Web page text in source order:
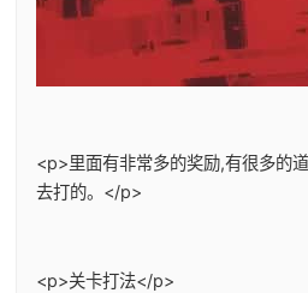
<p>里面有非常多的奖励,有很多的
去打的。</p>
<p>关卡打法</p>